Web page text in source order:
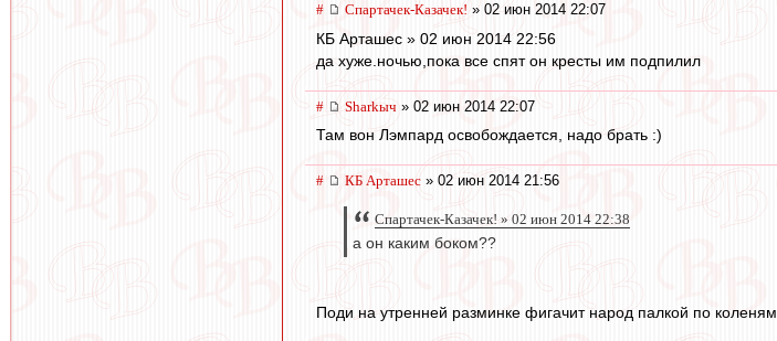
# Спартачек-Казачек! » 02 июн 2014 22:07
КБ Арташес » 02 июн 2014 22:56
да хуже.ночью,пока все спят он кресты им подпилил
# Sharkыч » 02 июн 2014 22:07
Там вон Лэмпард освобождается, надо брать :)
# КБ Арташес » 02 июн 2014 21:56
Спартачек-Казачек! » 02 июн 2014 22:38
а он каким боком??
Поди на утренней разминке фигачит народ палкой по коленям.